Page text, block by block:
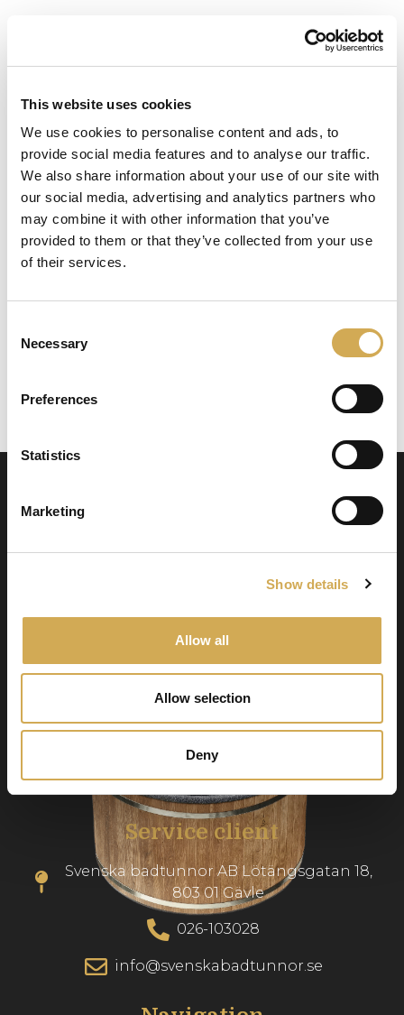
This website uses cookies
We use cookies to personalise content and ads, to
provide social media features and to analyse our traffic.
We also share information about your use of our site with
our social media, advertising and analytics partners who
may combine it with other information that you’ve
provided to them or that they’ve collected from your use
of their services.
Selection
Necessary
Preferences
Statistics
Marketing
Show details
Allow all
Allow selection
Deny
538£
Ajouter au panier
Débit d’eau 34 m3/h.
Swedish Hot Tubs
à remous et des piscines de terrasse pour le
climat nordique. Nous fournissons des produits
Service client
Svenska badtunnor AB Lötängsgatan 18,
803 01 Gävle
026-103028
info@svenskabadtunnor.se